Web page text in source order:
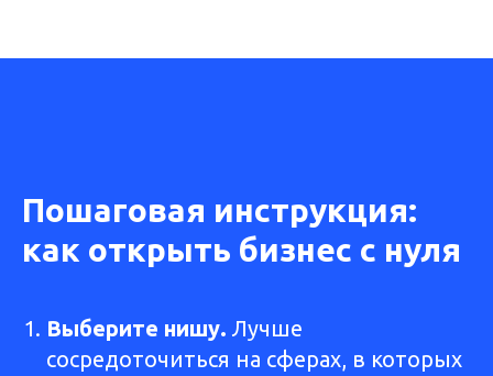
Пошаговая инструкция:
как открыть бизнес с нуля
Выберите нишу. Лучше
сосредоточиться на сферах, в которых